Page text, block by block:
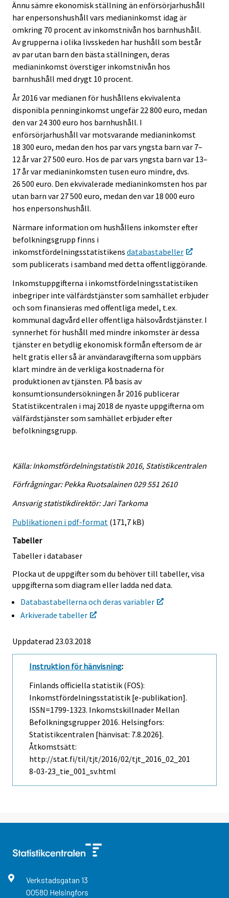
Ännu sämre ekonomisk ställning än enförsörjarhushåll
har enpersonshushåll vars medianinkomst idag är
omkring 70 procent av inkomstnivån hos barnhushåll.
Av grupperna i olika livsskeden har hushåll som består
av par utan barn den bästa ställningen, deras
medianinkomst överstiger inkomstnivån hos
barnhushåll med drygt 10 procent.
År 2016 var medianen för hushållens ekvivalenta
disponibla penninginkomst ungefär 22 800 euro, medan
den var 24 300 euro hos barnhushåll. I
enförsörjarhushåll var motsvarande medianinkomst
18 300 euro, medan den hos par vars yngsta barn var 7–
12 år var 27 500 euro. Hos de par vars yngsta barn var 13–
17 år var medianinkomsten tusen euro mindre, dvs.
26 500 euro. Den ekvivalerade medianinkomsten hos par
utan barn var 27 500 euro, medan den var 18 000 euro
hos enpersonshushåll.
Närmare information om hushållens inkomster efter
befolkningsgrupp finns i
inkomstfördelningsstatistikens databastabeller
som publicerats i samband med detta offentliggörande.
Inkomstuppgifterna i inkomstfördelningsstatistiken
inbegriper inte välfärdstjänster som samhället erbjuder
och som finansieras med offentliga medel, t.ex.
kommunal dagvård eller offentliga hälsovårdstjänster. I
synnerhet för hushåll med mindre inkomster är dessa
tjänster en betydlig ekonomisk förmån eftersom de är
helt gratis eller så är användaravgifterna som uppbärs
klart mindre än de verkliga kostnaderna för
produktionen av tjänsten. På basis av
konsumtionsundersökningen år 2016 publicerar
Statistikcentralen i maj 2018 de nyaste uppgifterna om
välfärdstjänster som samhället erbjuder efter
befolkningsgrupp.
Källa: Inkomstfördelningstatistik 2016, Statistikcentralen
Förfrågningar: Pekka Ruotsalainen 029 551 2610
Ansvarig statistikdirektör: Jari Tarkoma
Publikationen i pdf-format (171,7 kB)
Tabeller
Tabeller i databaser
Plocka ut de uppgifter som du behöver till tabeller, visa
uppgifterna som diagram eller ladda ned data.
Databastabellerna och deras variabler
Arkiverade tabeller
Uppdaterad 23.03.2018
Instruktion för hänvisning:
Finlands officiella statistik (FOS):
Inkomstfördelningsstatistik [e-publikation].
ISSN=1799-1323. Inkomstskillnader Mellan
Befolkningsgrupper 2016. Helsingfors:
Statistikcentralen [hänvisat: 7.8.2026].
Åtkomstsätt:
http://stat.fi/til/tjt/2016/02/tjt_2016_02_201
8-03-23_tie_001_sv.html
Verkstadsgatan 13
00580 Helsingfors